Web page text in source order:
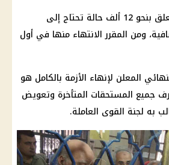
أما المرحلة الثانية فتتعلق بنحو 12 ألف حالة تحتاج إلى
ومن المقرر الانتهاء منها في أول
المعلن لإنهاء الأزمة بالكامل هو
جميع المستحقات المتأخرة وتعويض
به لجنة القوى العاملة.